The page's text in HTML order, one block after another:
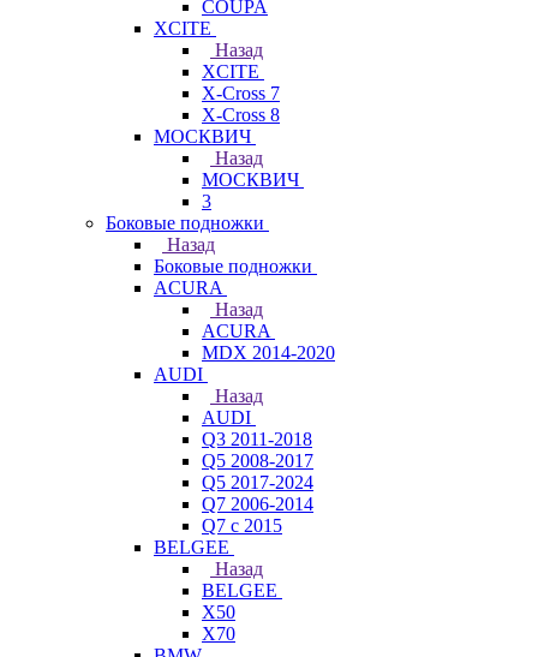
COUPA
XCITE
Назад
XCITE
X-Cross 7
X-Cross 8
МОСКВИЧ
Назад
МОСКВИЧ
3
Боковые подножки
Назад
Боковые подножки
ACURA
Назад
ACURA
MDX 2014-2020
AUDI
Назад
AUDI
Q3 2011-2018
Q5 2008-2017
Q5 2017-2024
Q7 2006-2014
Q7 с 2015
BELGEE
Назад
BELGEE
X50
X70